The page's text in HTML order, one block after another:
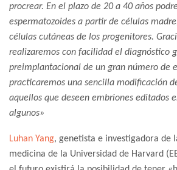
procrear. En el plazo de 20 a 40 años
espermatozoides a partir de células
células cutáneas de los progenitores.
realizaremos con facilidad el diagnóstico
preimplantacional de un gran número de
practicaremos una sencilla modificación
aquellos que deseen embriones editados
algunos»
Luhan Yang, genetista e investigadora de
medicina de la Universidad de Harvard